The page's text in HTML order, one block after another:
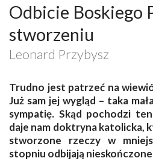
Odbicie Boskiego
stworzeniu
Leonard Przybysz
Trudno jest patrzeć na
Już sam jej wygląd – taka
sympatię. Skąd pochodzi
daje nam doktryna katolicka,
stworzone rzeczy w
stopniu odbijają